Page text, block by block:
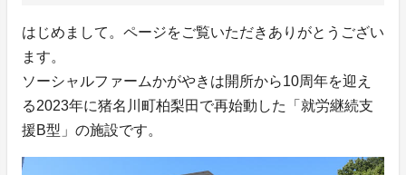
はじめまして。ページをご覧いただきありがとうござい
ます。
ソーシャルファームかがやきは開所から10周年を迎え
る2023年に猪名川町柏梨田で再始動した「就労継続支
援B型」の施設です。